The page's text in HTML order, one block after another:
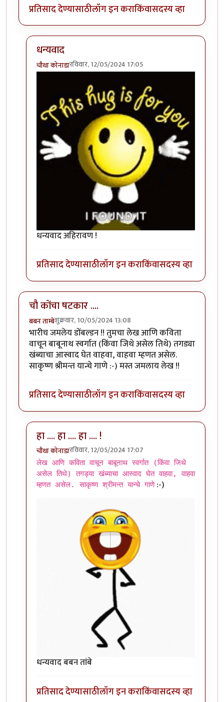
प्रतिसाद देण्यासाठीलॉग इन कराकिंवासदस्य व्हा
धन्यवाद
चौथा कोनाडारविवार, 12/05/2024 17:05
धन्यवाद अहिरावण !
प्रतिसाद देण्यासाठीलॉग इन कराकिंवासदस्य व्हा
चौ कोंचा षटकार ....
बबन ताम्बेशुक्रवार, 10/05/2024 13:08
भारीच जमलेय डोंबल्डन !! तुमचा लेख आणि कविता
वाचून बाबूनाथ स्वर्गात (किंवा जिथे असेल तिथे) तगड्या
खंब्याचा आस्वाद घेत वाहवा, वाहवा म्हणत असेल.
साकृष्ण श्रीमन्त यान्चे गाणे :-) मस्त जमलाय लेख !!
प्रतिसाद देण्यासाठीलॉग इन कराकिंवासदस्य व्हा
हा .... हा .... हा .... !
चौथा कोनाडारविवार, 12/05/2024 17:07
In reply toचौ कोंचा षटकार ....byबबन ताम्बे
लेख आणि कविता वाचून बाबूनाथ स्वर्गात (किंवा जिथे
असेल तिथे) तगड्या खंब्याचा आस्वाद घेत वाहवा, वाहवा
म्हणत असेल. साकृष्ण श्रीमन्त यान्चे गाणे:-)
धन्यवाद बबन तांबे
प्रतिसाद देण्यासाठीलॉग इन कराकिंवासदस्य व्हा